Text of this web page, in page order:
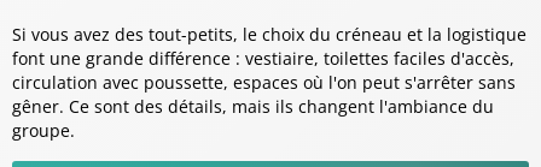
Si vous avez des tout-petits, le choix du créneau et la logistique
font une grande différence : vestiaire, toilettes faciles d'accès,
circulation avec poussette, espaces où l'on peut s'arrêter sans
gêner. Ce sont des détails, mais ils changent l'ambiance du
groupe.